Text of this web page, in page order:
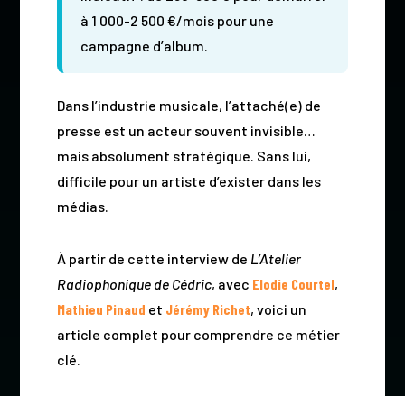
à 1 000-2 500 €/mois pour une
campagne d’album.
Dans l’industrie musicale, l’attaché(e) de
presse est un acteur souvent invisible…
mais absolument stratégique. Sans lui,
difficile pour un artiste d’exister dans les
médias.
À partir de cette interview de L’Atelier
Radiophonique de Cédric, avec Elodie Courtel,
Mathieu Pinaud et Jérémy Richet, voici un
article complet pour comprendre ce métier
clé.